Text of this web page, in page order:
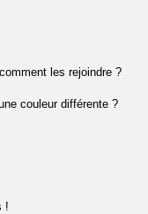
les rejoindre ?
couleur différente ?
!